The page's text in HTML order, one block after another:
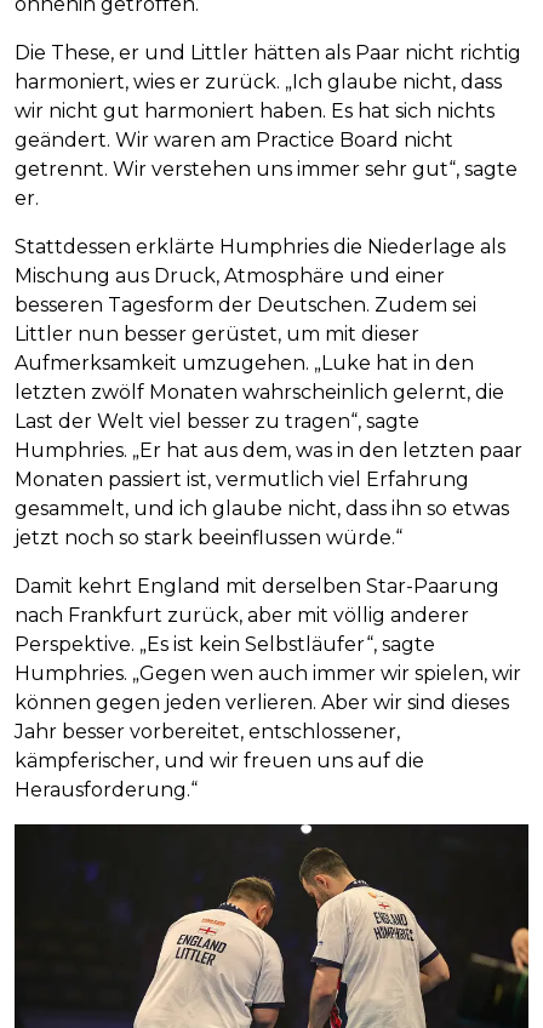
Die These, er und Littler hätten als Paar nicht richtig
harmoniert, wies er zurück. „Ich glaube nicht, dass
wir nicht gut harmoniert haben. Es hat sich nichts
geändert. Wir waren am Practice Board nicht
getrennt. Wir verstehen uns immer sehr gut“, sagte
er.
Stattdessen erklärte Humphries die Niederlage als
Mischung aus Druck, Atmosphäre und einer
besseren Tagesform der Deutschen. Zudem sei
Littler nun besser gerüstet, um mit dieser
Aufmerksamkeit umzugehen. „Luke hat in den
letzten zwölf Monaten wahrscheinlich gelernt, die
Last der Welt viel besser zu tragen“, sagte
Humphries. „Er hat aus dem, was in den letzten paar
Monaten passiert ist, vermutlich viel Erfahrung
gesammelt, und ich glaube nicht, dass ihn so etwas
jetzt noch so stark beeinflussen würde.“
Damit kehrt England mit derselben Star-Paarung
nach Frankfurt zurück, aber mit völlig anderer
Perspektive. „Es ist kein Selbstläufer“, sagte
Humphries. „Gegen wen auch immer wir spielen, wir
können gegen jeden verlieren. Aber wir sind dieses
Jahr besser vorbereitet, entschlossener,
kämpferischer, und wir freuen uns auf die
Herausforderung.“